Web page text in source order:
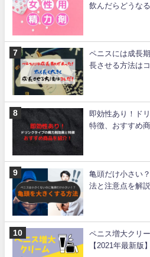
飲んだらどうな
ペニスには成長
長させる方法はコ
即効性あり！ド
特徴、おすすめ
亀頭だけ小さい
法と注意点を解説
ペニス増大クリ
【2021年最新版】